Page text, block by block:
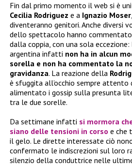
Fin dal primo momento il web si è
Cecilia Rodriguez e a Ignazio Moser
diventeranno genitori. Anche diversi
dello spettacolo hanno
dalla coppia, con una sola eccezione:
argentina infatti non ha in alcun
sorella e non ha commentato la
gravidanza. La reazione della
è sfuggita all’occhio sempre attento
alimentato i gossip sulla presunta
tra le due sorelle.
Da settimane infatti si mormora
siano delle tensioni in corso e che
il gelo. Le dirette interessate ciò
confermato le indiscrezioni sul loro
silenzio della conduttrice nelle